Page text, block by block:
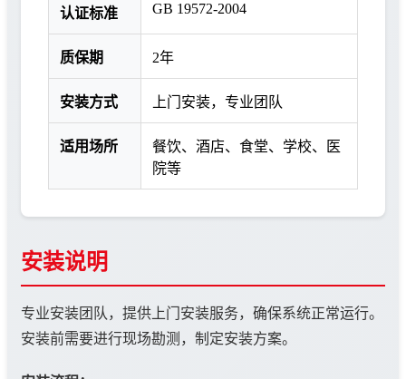
认证标准 GB 19572-2004
质保期 2年
安装方式 上门安装，专业团队
适用场所
餐饮、酒店、食堂、学校、医
院等
安装说明
专业安装团队，提供上门安装服务，确保系统正常运行。
安装前需要进行现场勘测，制定安装方案。